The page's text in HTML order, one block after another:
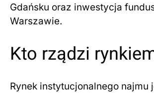
Gdańsku oraz inwestycja
Warszawie.
Kto rządzi
Rynek instytucjonalnego najmu